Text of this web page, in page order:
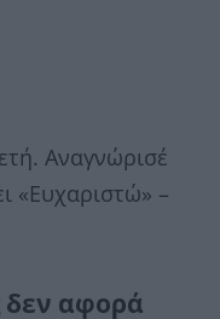
Αναγνώρισέ
«Ευχαριστώ» –
δεν αφορά